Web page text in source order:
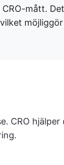
mått.
CRO